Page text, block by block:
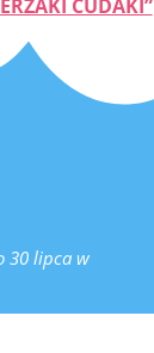
CUDAKI”
30 lipca w